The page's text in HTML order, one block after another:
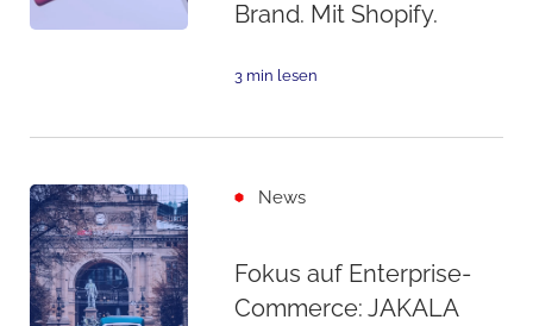
Brand. Mit Shopify.
3 min lesen
News
Fokus auf Enterprise-
Commerce: JAKALA